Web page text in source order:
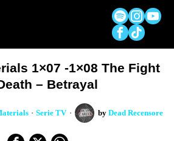
1×07 -1×08 The Fight
– Betrayal
· Serie TV by Dead Recensore